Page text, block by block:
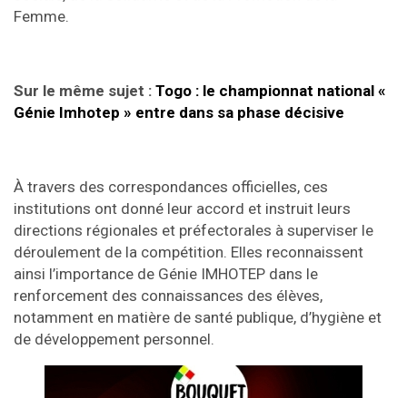
Femme.
Sur le même sujet : Togo : le championnat national «
Génie Imhotep » entre dans sa phase décisive
À travers des correspondances officielles, ces
institutions ont donné leur accord et instruit leurs
directions régionales et préfectorales à superviser le
déroulement de la compétition. Elles reconnaissent
ainsi l’importance de Génie IMHOTEP dans le
renforcement des connaissances des élèves,
notamment en matière de santé publique, d’hygiène et
de développement personnel.